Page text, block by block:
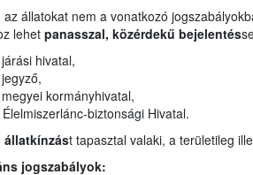
az állatokat nem a vonatkozó
lehet panasszal, közérdekű bejelentés
hivatal,
kormányhivatal,
biztonsági Hivatal.
állatkínzást tapasztal valaki, a területileg
jogszabályok: